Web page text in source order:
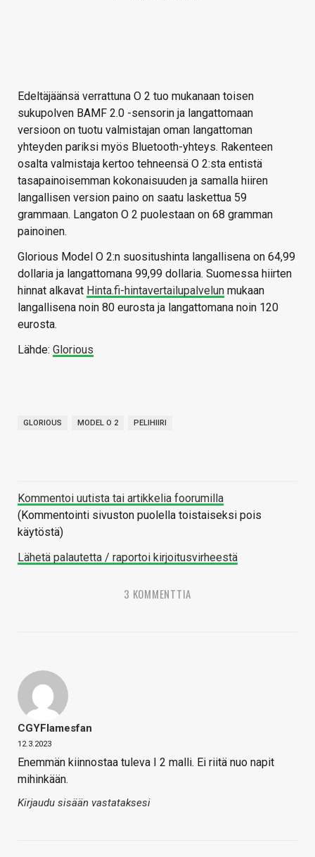
Edeltäjäänsä verrattuna O 2 tuo mukanaan toisen
sukupolven BAMF 2.0 -sensorin ja langattomaan
versioon on tuotu valmistajan oman langattoman
yhteyden pariksi myös Bluetooth-yhteys. Rakenteen
osalta valmistaja kertoo tehneensä O 2:sta entistä
tasapainoisemman kokonaisuuden ja samalla hiiren
langallisen version paino on saatu laskettua 59
grammaan. Langaton O 2 puolestaan on 68 gramman
painoinen.
Glorious Model O 2:n suositushinta langallisena on 64,99
dollaria ja langattomana 99,99 dollaria. Suomessa hiirten
hinnat alkavat Hinta.fi-hintavertailupalvelun mukaan
langallisena noin 80 eurosta ja langattomana noin 120
eurosta.
Lähde: Glorious
GLORIOUS MODEL O 2 PELIHIIRI
Kommentoi uutista tai artikkelia foorumilla
(Kommentointi sivuston puolella toistaiseksi pois
käytöstä)
Lähetä palautetta / raportoi kirjoitusvirheestä
3 KOMMENTTIA
CGYFlamesfan
12.3.2023
Enemmän kiinnostaa tuleva I 2 malli. Ei riitä nuo napit
mihinkään.
Kirjaudu sisään vastataksesi